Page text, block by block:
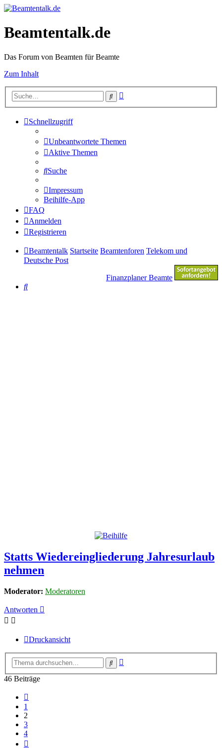
Beamtentalk.de
Das Forum von Beamten für Beamte
Zum Inhalt
Suche
Schnellzugriff
Unbeantwortete Themen
Aktive Themen
Suche
Impressum
Beihilfe-App
FAQ
Anmelden
Registrieren
Beamtentalk Startseite Beamtenforen Telekom und
Deutsche Post
Finanzplaner Beamte
Suche
Statts Wiedereingliederung Jahresurlaub
nehmen
Moderator: Moderatoren
Antworten
Druckansicht
Suche
46 Beiträge
1
2
3
4